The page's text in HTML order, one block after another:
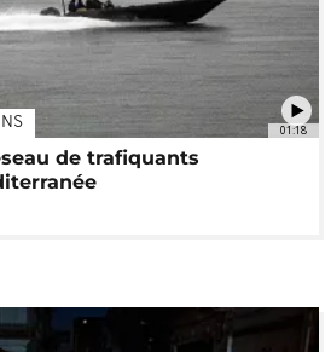
01:18
de trafiquants